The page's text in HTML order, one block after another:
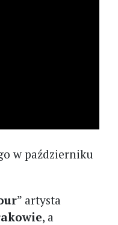
w październiku
” artysta
, a